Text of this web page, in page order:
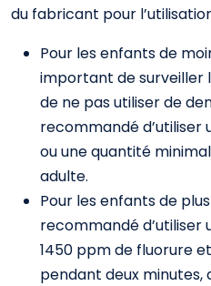
du fabricant pour
Pour les enfants de
important de surveiller
de ne pas utiliser de
recommandé d’utiliser
ou une quantité
adulte.
Pour les enfants de
recommandé
1450 ppm de fluorure
pendant deux minutes,